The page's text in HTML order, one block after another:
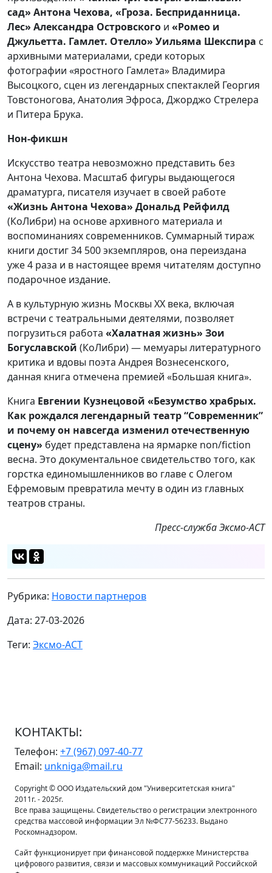
сад» Антона Чехова, «Гроза. Бесприданница.
Лес» Александра Островского и «Ромео и
Джульетта. Гамлет. Отелло» Уильяма Шекспира с
архивными материалами, среди которых
фотографии «яростного Гамлета» Владимира
Высоцкого, сцен из легендарных спектаклей Георгия
Товстоногова, Анатолия Эфроса, Джорджо Стрелера
и Питера Брука.
Нон-фикшн
Искусство театра невозможно представить без
Антона Чехова. Масштаб фигуры выдающегося
драматурга, писателя изучает в своей работе
«Жизнь Антона Чехова» Дональд Рейфилд
(КоЛибри) на основе архивного материала и
воспоминаниях современников. Суммарный тираж
книги достиг 34 500 экземпляров, она переиздана
уже 4 раза и в настоящее время читателям доступно
подарочное издание.
А в культурную жизнь Москвы XX века, включая
встречи с театральными деятелями, позволяет
погрузиться работа «Халатная жизнь» Зои
Богуславской (КоЛибри) — мемуары литературного
критика и вдовы поэта Андрея Вознесенского,
данная книга отмечена премией «Большая книга».
Книга Евгении Кузнецовой «Безумство храбрых.
Как рождался легендарный театр “Современник”
и почему он навсегда изменил отечественную
сцену» будет представлена на ярмарке non/fiction
весна. Это документальное свидетельство того, как
горстка единомышленников во главе с Олегом
Ефремовым превратила мечту в один из главных
театров страны.
Пресс-служба Эксмо-АСТ
Рубрика: Новости партнеров
Дата: 27-03-2026
Теги: Эксмо-АСТ
КОНТАКТЫ:
Телефон: +7 (967) 097-40-77
Email: unkniga@mail.ru
Copyright © ООО Издательский дом "Университетская книга"
2011г. - 2025г.
Все права защищены. Свидетельство о регистрации электронного
средства массовой информации Эл №ФС77-56233. Выдано
Роскомнадзором.
Сайт функционирует при финансовой поддержке Министерства
цифрового развития, связи и массовых коммуникаций Российской